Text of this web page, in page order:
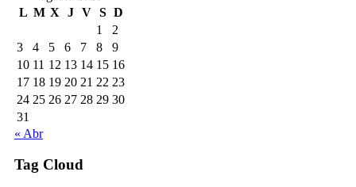
L M X J V S D
1
2
3
4 5 6 7 8
9
10 11 12 13 14 15 16
17 18 19 20 21 22 23
24 25 26 27 28 29 30
31
« Abr
Tag Cloud